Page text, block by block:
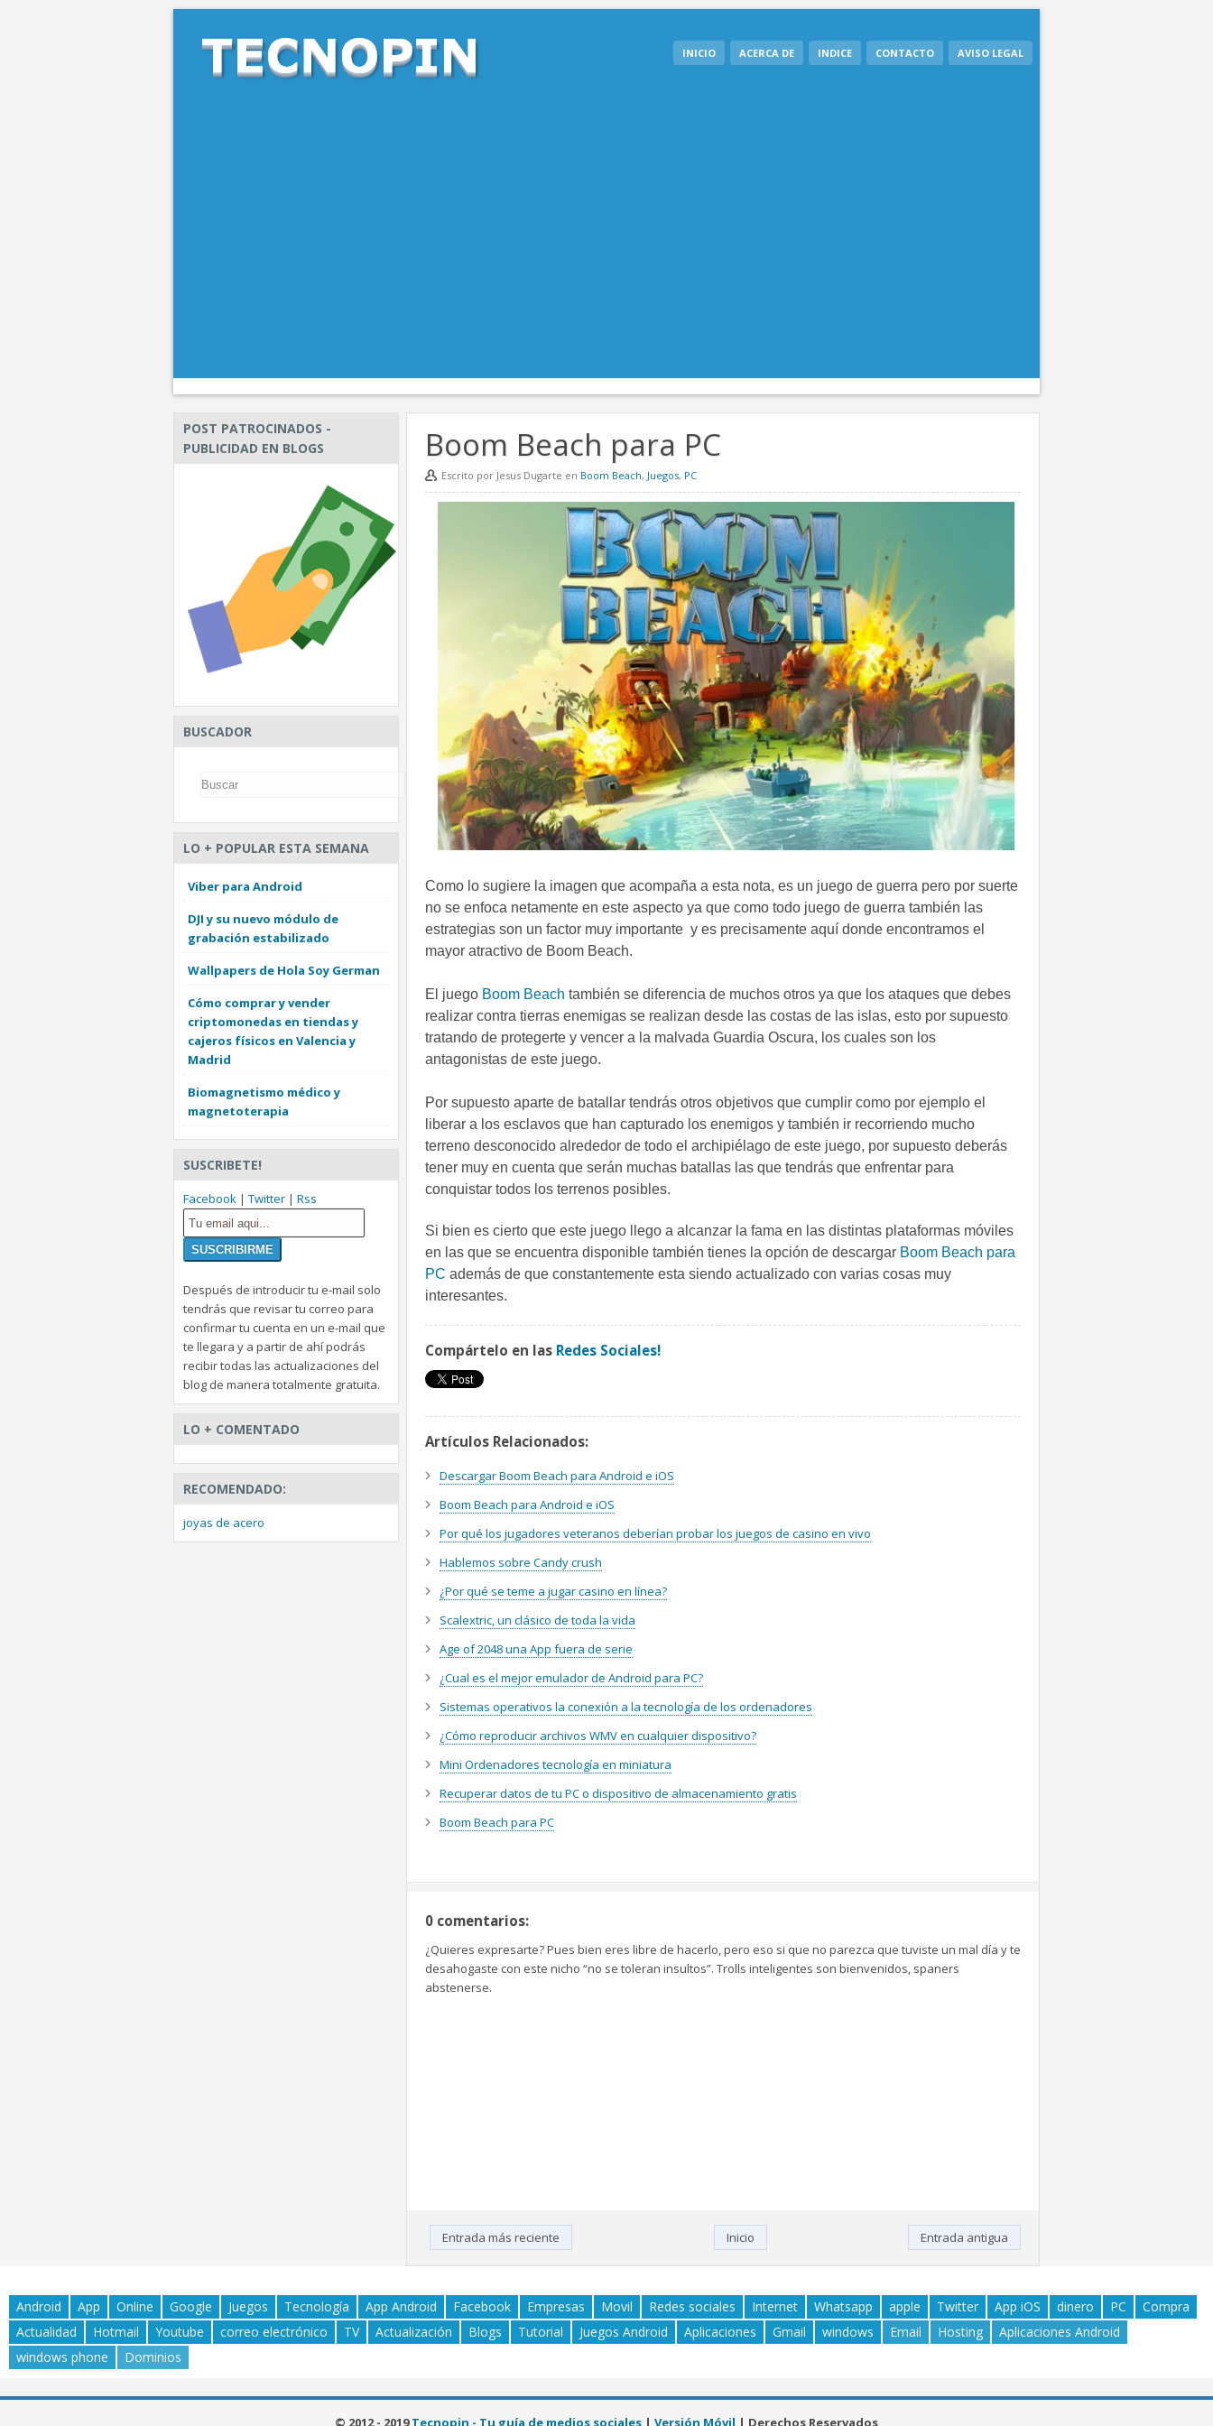
INICIO ACERCA DE INDICE CONTACTO AVISO LEGAL
Boom Beach para PC
Escrito por Jesus Dugarte en Boom Beach, Juegos, PC
Como lo sugiere la imagen que acompaña a esta nota, es un juego de guerra pero por suerte
no se enfoca netamente en este aspecto ya que como todo juego de guerra también las
estrategias son un factor muy importante y es precisamente aquí donde encontramos el
mayor atractivo de Boom Beach.
El juego Boom Beach también se diferencia de muchos otros ya que los ataques que debes
realizar contra tierras enemigas se realizan desde las costas de las islas, esto por supuesto
tratando de protegerte y vencer a la malvada Guardia Oscura, los cuales son los
antagonistas de este juego.
Por supuesto aparte de batallar tendrás otros objetivos que cumplir como por ejemplo el
liberar a los esclavos que han capturado los enemigos y también ir recorriendo mucho
terreno desconocido alrededor de todo el archipiélago de este juego, por supuesto deberás
tener muy en cuenta que serán muchas batallas las que tendrás que enfrentar para
conquistar todos los terrenos posibles.
Si bien es cierto que este juego llego a alcanzar la fama en las distintas plataformas móviles
en las que se encuentra disponible también tienes la opción de descargar Boom Beach para
PC además de que constantemente esta siendo actualizado con varias cosas muy
interesantes.
Compártelo en las Redes Sociales!
Artículos Relacionados:
Descargar Boom Beach para Android e iOS
Boom Beach para Android e iOS
Por qué los jugadores veteranos deberían probar los juegos de casino en vivo
Hablemos sobre Candy crush
¿Por qué se teme a jugar casino en línea?
Scalextric, un clásico de toda la vida
Age of 2048 una App fuera de serie
¿Cual es el mejor emulador de Android para PC?
Sistemas operativos la conexión a la tecnología de los ordenadores
¿Cómo reproducir archivos WMV en cualquier dispositivo?
Mini Ordenadores tecnología en miniatura
Recuperar datos de tu PC o dispositivo de almacenamiento gratis
Boom Beach para PC
0 comentarios:
¿Quieres expresarte? Pues bien eres libre de hacerlo, pero eso si que no parezca que tuviste un mal día y te
desahogaste con este nicho “no se toleran insultos”. Trolls inteligentes son bienvenidos, spaners
abstenerse.
Entrada más reciente Entrada antigua
Inicio
POST PATROCINADOS -
PUBLICIDAD EN BLOGS
BUSCADOR
LO + POPULAR ESTA SEMANA
Viber para Android
DJI y su nuevo módulo de
grabación estabilizado
Wallpapers de Hola Soy German
Cómo comprar y vender
criptomonedas en tiendas y
cajeros físicos en Valencia y
Madrid
Biomagnetismo médico y
magnetoterapia
SUSCRIBETE!
Facebook | Twitter | Rss
Después de introducir tu e-mail solo
tendrás que revisar tu correo para
confirmar tu cuenta en un e-mail que
te llegara y a partir de ahí podrás
recibir todas las actualizaciones del
blog de manera totalmente gratuita.
LO + COMENTADO
RECOMENDADO:
joyas de acero
Android App Online Google Juegos Tecnología App Android Facebook Empresas Movil Redes sociales Internet Whatsapp apple Twitter App iOS dinero PC
Compra
Actualidad
Hotmail Youtube correo electrónico TV Actualización Blogs Tutorial Juegos Android Aplicaciones Gmail windows Email Hosting
Aplicaciones Android
windows phone
Dominios
© 2012 - 2019Tecnopin - Tu guía de medios sociales | Versión Móvil | Derechos Reservados